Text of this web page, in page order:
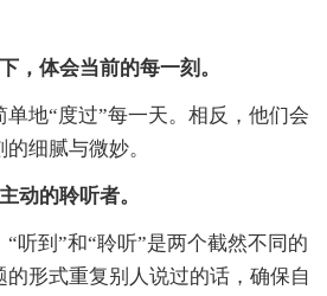
，体会当前的每一刻。
地“度过”每一天。相反，他们会
细腻与微妙。
动的聆听者。
听到”和“聆听”是两个截然不同的
形式重复别人说过的话，确保自